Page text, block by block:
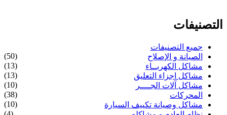
التصنيفات
جميع التصنيفات
الصيانة و الإصلاح
(50)
مشاكل الكهربــاء
(13)
مشاكل اجزاء التعليق
(13)
مشاكل آلات الجــــر
(10)
المحركات
(38)
مشاكل وصيانة تكييف السيارة
(10)